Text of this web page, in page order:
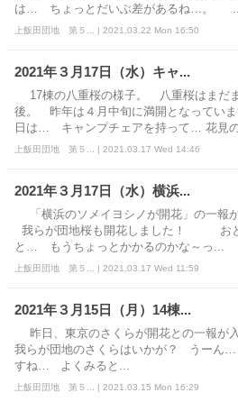
は… ちょっとだいぶ差があるね…。 ...
上飯田団地 第５... | 2021.03.22 Mon 16:50
2021年３月17日（水）キャ...
17棟の八重桜の様子。 八重桜はまだ
後。 昨年は４月中旬に満開となって
日は… キャンプチェアを持って… 花見の
上飯田団地 第５... | 2021.03.17 Wed 14:46
2021年３月17日（水）横浜...
「横浜のソメイヨシノが開花」の一報が
我らが団地桜も開花しました！ お
と… もうちょっとかかるのかな～っ...
上飯田団地 第５... | 2021.03.17 Wed 11:59
2021年３月15日（月）14棟...
昨日、東京のさくらが開花との一報
我らが団地のさくらはいかが？ うーん
すね… よくみると...
上飯田団地 第５... | 2021.03.15 Mon 16:29